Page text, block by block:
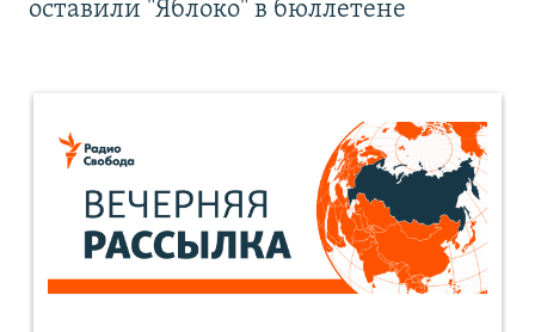
оставили "Яблоко" в бюллетене